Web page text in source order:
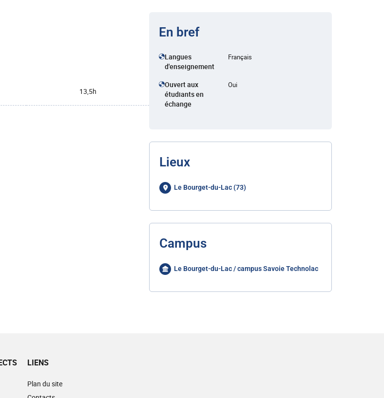
13,5h
En bref
Langues
d'enseignement
Français
Ouvert aux
étudiants en
échange
Oui
Lieux
Le Bourget-du-Lac (73)
Campus
Le Bourget-du-Lac / campus Savoie Technolac
LIENS
Plan du site